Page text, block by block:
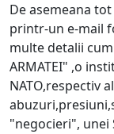
De asemeana
printr-un e-mail
multe detalii
ARMATEI" ,o
NATO,respectiv
"negocieri", unei